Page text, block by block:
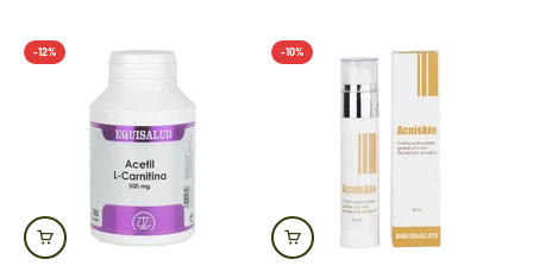
-12% -10%